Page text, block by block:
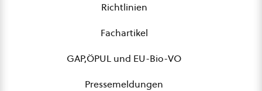
Richtlinien
Fachartikel
GAP,ÖPUL und EU-Bio-VO
Pressemeldungen